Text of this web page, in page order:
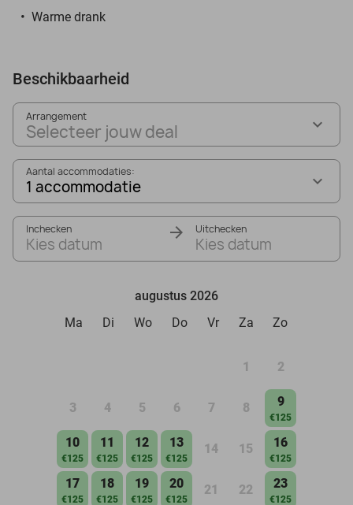
Warme drank
Beschikbaarheid
Arrangement
Selecteer jouw deal
Aantal accommodaties:
1 accommodatie
Inchecken
Kies datum
Uitchecken
Kies datum
augustus 2026
Ma
Di Wo Do Vr Za Zo
1 2
3 4 5 6 7 8 9
€125
10
€125
11
€125
12
€125
13
€125
14 15 16
€125
17
€125
18
€125
19
€125
20
€125
21 22 23
€125